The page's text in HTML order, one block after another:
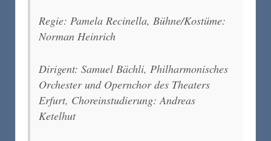
Regie: Pamela Recinella, Bühne/Kostüme:
Norman Heinrich
Dirigent: Samuel Bächli, Philharmonisches
Orchester und Opernchor des Theaters
Erfurt, Choreinstudierung: Andreas
Ketelhut